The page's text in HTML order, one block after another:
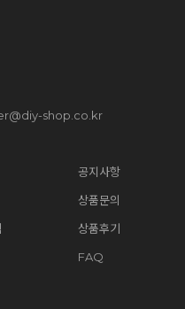
shop.co.kr
공지사항
상품문의
상품후기
FAQ